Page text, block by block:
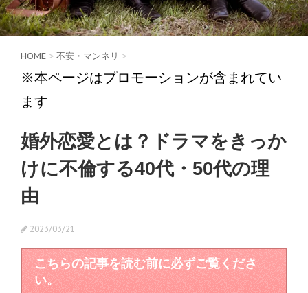
HOME > 不安・マンネリ >
※本ページはプロモーションが含まれてい
ます
婚外恋愛とは？ドラマをきっか
けに不倫する40代・50代の理
由
2023/03/21
こちらの記事を読む前に必ずご覧くださ
い。